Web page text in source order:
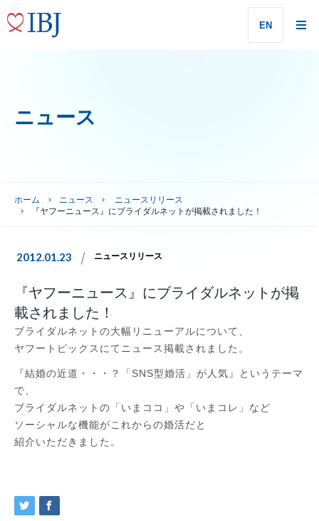
EN
ニュース
ホーム ニュース
ニュースリリース
『ヤフーニュース』にブライダルネットが掲載されました！
2012.01.23 ニュースリリース
『ヤフーニュース』にブライダルネットが掲
載されました！
ブライダルネットの大幅リニューアルについて、
ヤフートピックスにてニュース掲載されました。
『結婚の近道・・・？「SNS型婚活」が人気』というテーマ
で、
ブライダルネットの「いまココ」や「いまコレ」など
ソーシャルな機能がこれからの婚活だと
紹介いただきました。